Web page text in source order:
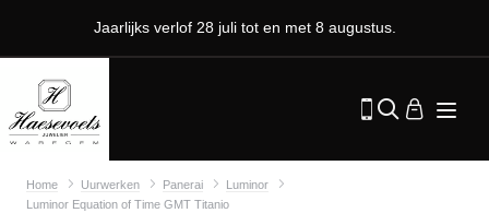
Jaarlijks verlof 28 juli tot en met 8 augustus.
Home Uurwerken Panerai
Luminor
Luminor Equation of Time GMT Titanio